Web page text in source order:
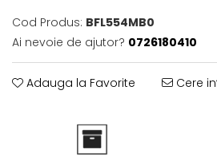
Domino( seturi modulare)
Electrice
Inductie
Cod Produs: BFL554MB0
Ai nevoie de ajutor? 0726180410
Adauga la Favorite Cere